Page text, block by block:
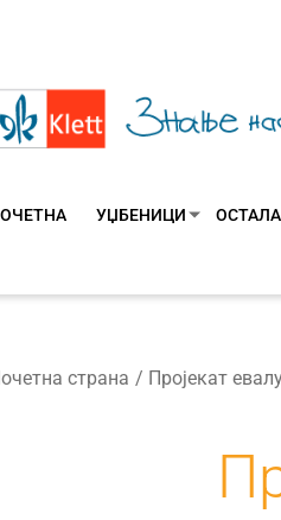
УЏБЕНИЦИ
страна